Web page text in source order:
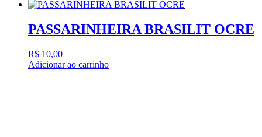
PASSARINHEIRA BRASILIT OCRE
R$ 10,00
Adicionar ao carrinho